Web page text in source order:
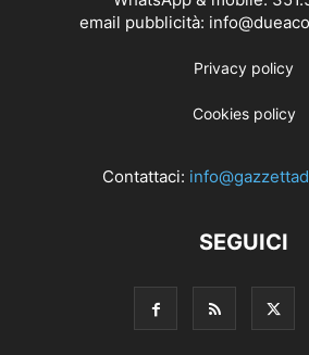
email pubblicità:
Privacy policy
Cookies policy
Contattaci:
SEGUICI